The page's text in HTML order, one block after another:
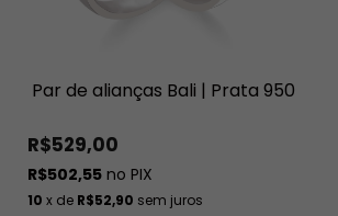
Par de alianças Bali | Prata 950
R$529,00
R$502,55no PIX
10 x de R$52,90 sem juros